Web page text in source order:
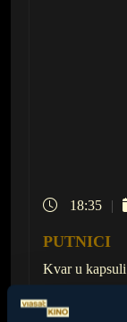
18:35
PUTNICI
Kvar u
putnika 90